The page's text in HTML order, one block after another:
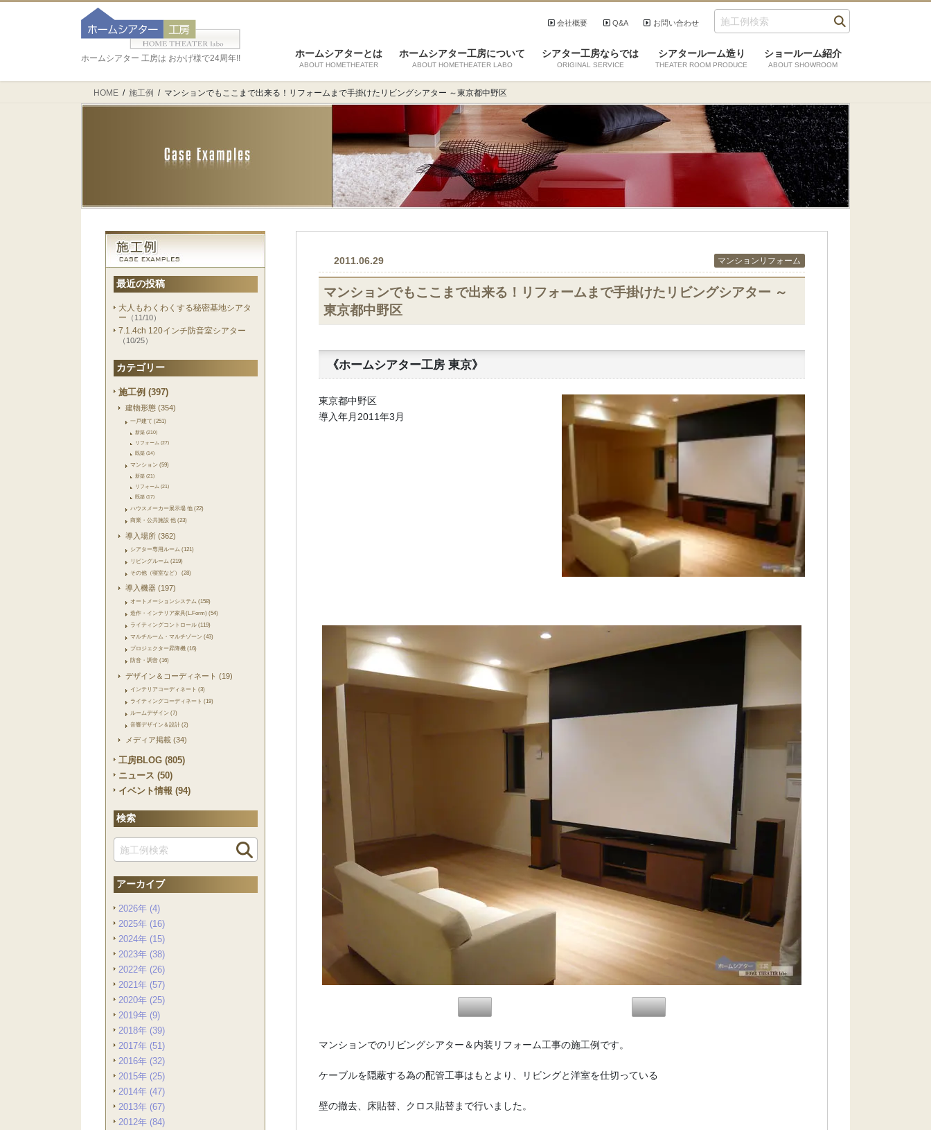
お問い合わせ
Q&A
会社概要
ホームシアター 工房は おかげ様で24周年!! ホームシアターとは
ABOUT HOMETHEATER
ホームシアター工房について
ABOUT HOMETHEATER LABO
シアター工房ならでは
ORIGINAL SERVICE
シアタールーム造り
THEATER ROOM PRODUCE
ショールーム紹介
ABOUT SHOWROOM
HOME 施工例 マンションでもここまで出来る！リフォームまで手掛けたリビングシアター ～東京都中野区
最近の投稿
大人もわくわくする秘密基地シアタ
ー （11/10）
7.1.4ch 120インチ防音室シアター
（10/25）
カテゴリー
施工例 (397)
建物形態 (354)
一戸建て (251)
新築 (210)
リフォーム (27)
既築 (14)
マンション (59)
新築 (21)
リフォーム (21)
既築 (17)
ハウスメーカー展示場 他 (22)
商業・公共施設 他 (23)
導入場所 (362)
シアター専用ルーム (121)
リビングルーム (219)
その他（寝室など） (28)
導入機器 (197)
オートメーションシステム (158)
造作・インテリア家具(L.Form) (54)
ライティングコントロール (119)
マルチルーム・マルチゾーン (43)
プロジェクター昇降機 (16)
防音・調音 (16)
デザイン＆コーディネート (19)
インテリアコーディネート (3)
ライティングコーディネート (19)
ルームデザイン (7)
音響デザイン＆設計 (2)
メディア掲載 (34)
工房BLOG (805)
ニュース (50)
イベント情報 (94)
検索
アーカイブ
2026年 (4)
2025年 (16)
2024年 (15)
2023年 (38)
2022年 (26)
2021年 (57)
2020年 (25)
2019年 (9)
2018年 (39)
2017年 (51)
2016年 (32)
2015年 (25)
2014年 (47)
2013年 (67)
2012年 (84)
2011.06.29 マンションリフォーム
マンションでもここまで出来る！リフォームまで手掛けたリビングシアター ～
東京都中野区
《ホームシアター工房 東京》
東京都中野区
導入年月2011年3月
マンションでのリビングシアター＆内装リフォーム工事の施工例です。
ケーブルを隠蔽する為の配管工事はもとより、リビングと洋室を仕切っている
壁の撤去、床貼替、クロス貼替まで行いました。